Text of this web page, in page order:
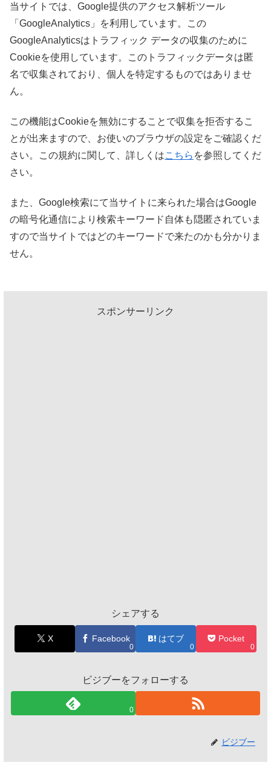
当サイトでは、Google提供のアクセス解析ツール
「GoogleAnalytics」を利用しています。この
GoogleAnalyticsはトラフィック データの収集のために
Cookieを使用しています。このトラフィックデータは匿
名で収集されており、個人を特定するものではありませ
ん。
この機能はCookieを無効にすることで収集を拒否するこ
とが出来ますので、お使いのブラウザの設定をご確認くだ
さい。この規約に関して、詳しくはこちら を参照してくだ
さい。
また、Google検索にて当サイトに来られた場合はGoogle
の暗号化通信により検索キーワード自体も隠匿されていま
すので当サイトではどのキーワードで来たのかも分かりま
せん。
スポンサーリンク
シェアする
X Facebook
0
はてブ
0
Pocket
0
ビジブーをフォローする
0
ビジブー